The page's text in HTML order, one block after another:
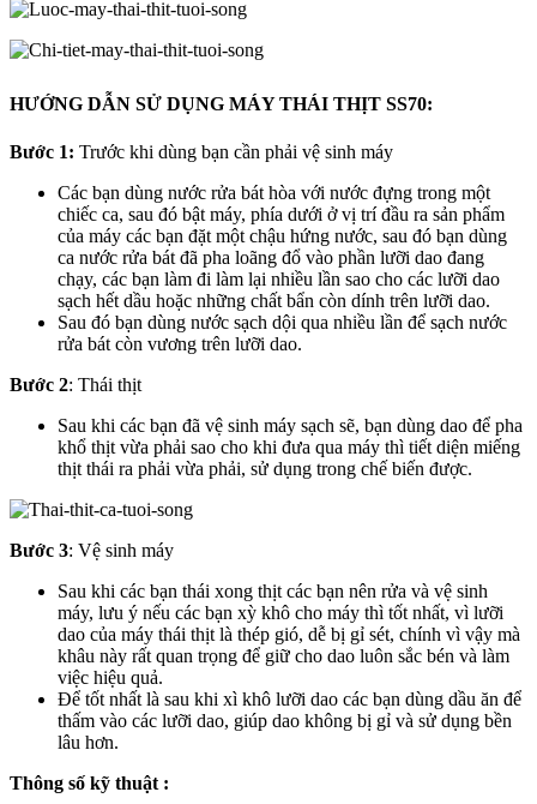
HƯỚNG DẪN SỬ DỤNG MÁY THÁI THỊT SS70:
Bước 1: Trước khi dùng bạn cần phải vệ sinh máy
Các bạn dùng nước rửa bát hòa với nước đựng trong một
chiếc ca, sau đó bật máy, phía dưới ở vị trí đầu ra sản phẩm
của máy các bạn đặt một chậu hứng nước, sau đó bạn dùng
ca nước rửa bát đã pha loãng đổ vào phần lưỡi dao đang
chạy, các bạn làm đi làm lại nhiều lần sao cho các lưỡi dao
sạch hết dầu hoặc những chất bẩn còn dính trên lưỡi dao.
Sau đó bạn dùng nước sạch dội qua nhiều lần để sạch nước
rửa bát còn vương trên lưỡi dao.
Bước 2: Thái thịt
Sau khi các bạn đã vệ sinh máy sạch sẽ, bạn dùng dao để pha
khổ thịt vừa phải sao cho khi đưa qua máy thì tiết diện miếng
thịt thái ra phải vừa phải, sử dụng trong chế biến được.
Bước 3: Vệ sinh máy
Sau khi các bạn thái xong thịt các bạn nên rửa và vệ sinh
máy, lưu ý nếu các bạn xỳ khô cho máy thì tốt nhất, vì lưỡi
dao của máy thái thịt là thép gió, dễ bị gỉ sét, chính vì vậy mà
khâu này rất quan trọng để giữ cho dao luôn sắc bén và làm
việc hiệu quả.
Để tốt nhất là sau khi xì khô lưỡi dao các bạn dùng dầu ăn để
thấm vào các lưỡi dao, giúp dao không bị gỉ và sử dụng bền
lâu hơn.
Thông số kỹ thuật :